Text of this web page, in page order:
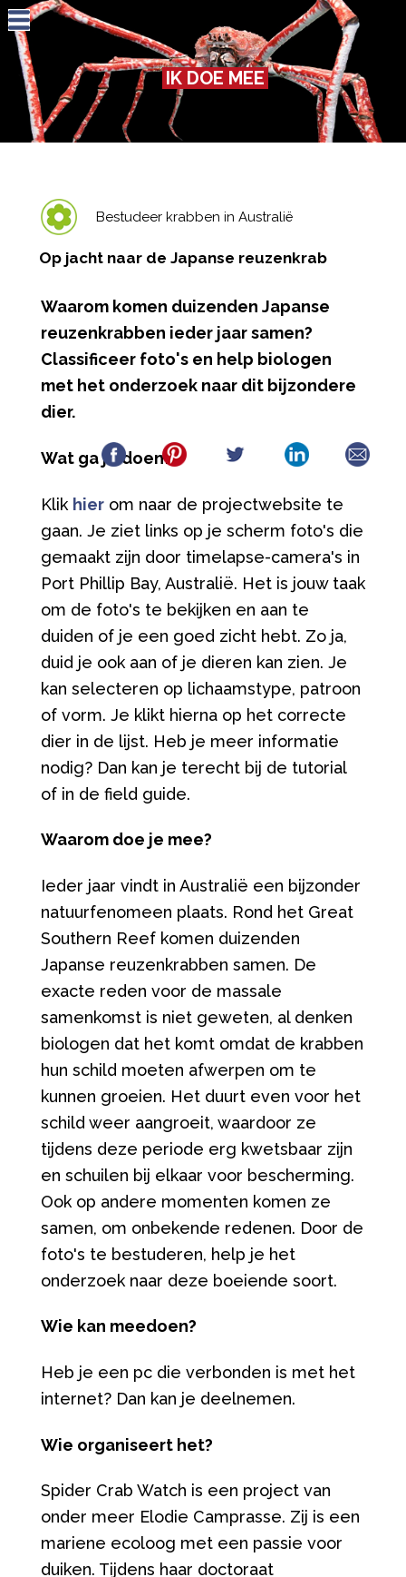
IK DOE MEE
Bestudeer krabben in Australië
Op jacht naar de Japanse reuzenkrab
Waarom komen duizenden Japanse
reuzenkrabben ieder jaar samen?
Classificeer foto's en help biologen
met het onderzoek naar dit bijzondere
dier.
Wat ga je doen?
Klik hierom naar de projectwebsite te
gaan. Je ziet links op je scherm foto's die
gemaakt zijn door timelapse-camera's in
Port Phillip Bay, Australië. Het is jouw taak
om de foto's te bekijken en aan te
duiden of je een goed zicht hebt. Zo ja,
duid je ook aan of je dieren kan zien. Je
kan selecteren op lichaamstype, patroon
of vorm. Je klikt hierna op het correcte
dier in de lijst. Heb je meer informatie
nodig? Dan kan je terecht bij de tutorial
of in de field guide.
Waarom doe je mee?
Ieder jaar vindt in Australië een bijzonder
natuurfenomeen plaats. Rond het Great
Southern Reef komen duizenden
Japanse reuzenkrabben samen. De
exacte reden voor de massale
samenkomst is niet geweten, al denken
biologen dat het komt omdat de krabben
hun schild moeten afwerpen om te
kunnen groeien. Het duurt even voor het
schild weer aangroeit, waardoor ze
tijdens deze periode erg kwetsbaar zijn
en schuilen bij elkaar voor bescherming.
Ook op andere momenten komen ze
samen, om onbekende redenen. Door de
foto's te bestuderen, help je het
onderzoek naar deze boeiende soort.
Wie kan meedoen?
Heb je een pc die verbonden is met het
internet? Dan kan je deelnemen.
Wie organiseert het?
Spider Crab Watch is een project van
onder meer Elodie Camprasse. Zij is een
mariene ecoloog met een passie voor
duiken. Tijdens haar doctoraat